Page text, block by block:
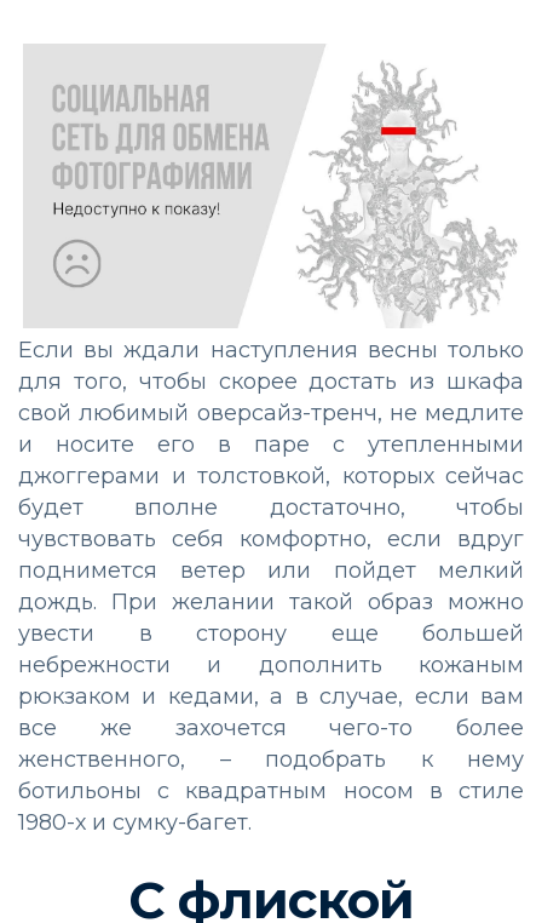
Если вы ждали наступления весны только
для того, чтобы скорее достать из шкафа
свой любимый оверсайз-тренч, не медлите
и носите его в паре с утепленными
джоггерами и толстовкой, которых сейчас
будет вполне достаточно, чтобы
чувствовать себя комфортно, если вдруг
поднимется ветер или пойдет мелкий
дождь. При желании такой образ можно
увести в сторону еще большей
небрежности и дополнить кожаным
рюкзаком и кедами, а в случае, если вам
все же захочется чего-то более
женственного, – подобрать к нему
ботильоны с квадратным носом в стиле
1980-х и сумку-багет.
С флиской